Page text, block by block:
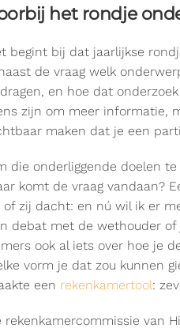
het rondje
begint bij dat jaarlijkse
de vraag welk
en hoe dat
zijn om meer informatie,
maken dat je een
die onderliggende doelen
komt de vraag vandaan?
of zij dacht: en nú wil ik er
debat met de wethouder
ook al iets over hoe je
vorm je dat zou kunnen
een rekenkamertool:
rekenkamercommissie van